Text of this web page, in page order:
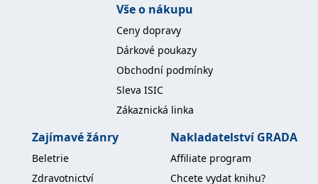
Vše o nákupu
Ceny dopravy
Dárkové poukazy
Obchodní podmínky
Sleva ISIC
Zákaznická linka
Zajímavé žánry
Beletrie
Zdravotnictví
Nakladatelství GRADA
Affiliate program
Chcete vydat knihu?